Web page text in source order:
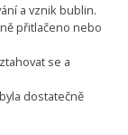
a vznik bublin.
přitlačeno nebo
se a
dostatečně